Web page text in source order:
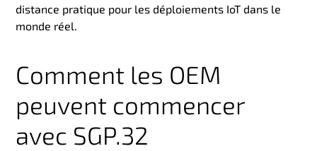
distance pratique pour les déploiements IoT dans le
monde réel.
Comment les OEM
peuvent commencer
avec SGP.32